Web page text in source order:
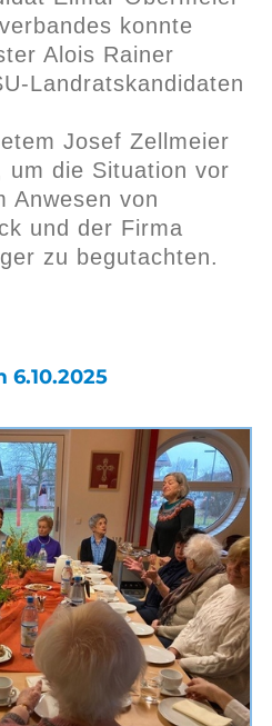
konnte
Alois Rainer
Landratskandidaten
Josef Zellmeier
um die Situation vor
Anwesen von
und der Firma
zu begutachten.
6.10.2025